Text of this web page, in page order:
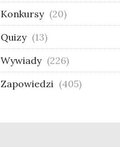
Konkursy (20)
Quizy (13)
Wywiady (226)
Zapowiedzi (405)